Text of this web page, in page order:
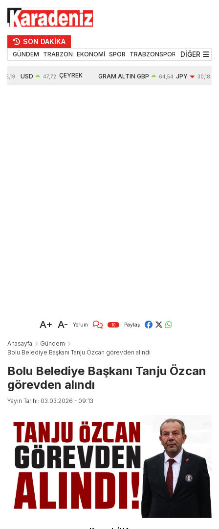
SON DAKİKA
GÜNDEM TRABZON EKONOMİ SPOR TRABZONSPOR TEKNOLOJİ
DİĞER
55,19 USD 47,72 ÇEYREK GRAM ALTIN GBP 64,54 JPY 30,18
A+ A- Yorum 10 Paylaş
Anasayfa
Gündem
Bolu Belediye Başkanı Tanju Özcan görevden alındı
Bolu Belediye Başkanı Tanju Özcan
görevden alındı
Yayın Tarihi: 03.03.2026 - 09:13